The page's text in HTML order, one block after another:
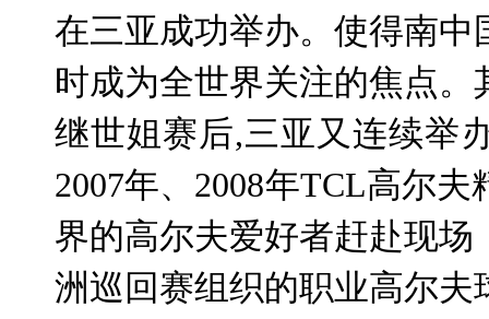
在三亚成功举办。使得南
时成为全世界关注的焦点
继世姐赛后,三亚又连续举
2007年、 2008年TCL高尔夫
界的高尔夫爱好者赶赴现
洲巡回赛组织的职业高尔夫